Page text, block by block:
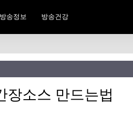
방송정보 방송건강
장소스 만드는법